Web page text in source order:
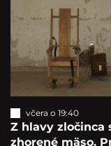
včera o 19:40
Z hlavy zločinca
zhorené mäso.